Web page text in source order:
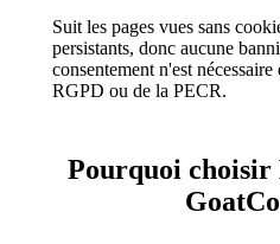
Suit les pages vues sans
persistants, donc aucune
consentement n'est
RGPD ou de la PECR.
Pourquoi